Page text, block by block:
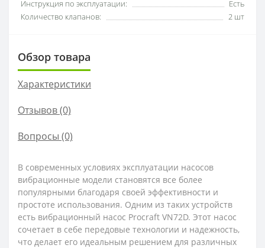
Инструкция по эксплуатации:
Есть
Количество клапанов:
2 шт
Обзор товара
Характеристики
Отзывов (0)
Вопросы (0)
В современных условиях эксплуатации насосов
вибрационные модели становятся все более
популярными благодаря своей эффективности и
простоте использования. Одним из таких устройств
есть вибрационный насос Procraft VN72D. Этот насос
сочетает в себе передовые технологии и надежность,
что делает его идеальным решением для различных